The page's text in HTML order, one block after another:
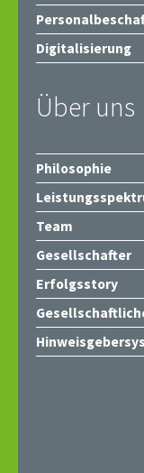
Digitalisierung
Über uns
Philosophie
Team
Gesellschafter
Erfolgsstory